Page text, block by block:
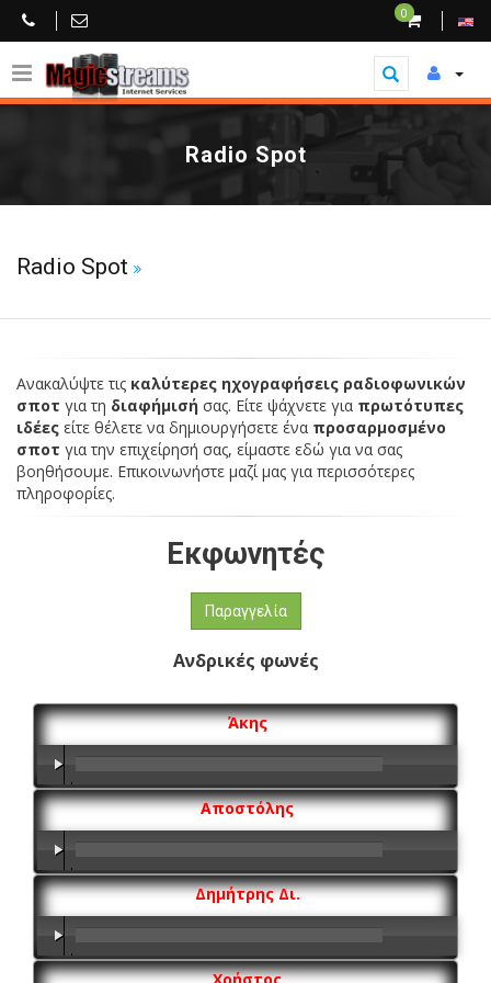
0
Radio Spot
Radio Spot
Ανακαλύψτε τις καλύτερες ηχογραφήσεις ραδιοφωνικών
σποτ για τη διαφήμισή σας. Είτε ψάχνετε για πρωτότυπες
ιδέες είτε θέλετε να δημιουργήσετε ένα προσαρμοσμένο
σποτ για την επιχείρησή σας, είμαστε εδώ για να σας
βοηθήσουμε. Επικοινωνήστε μαζί μας για περισσότερες
πληροφορίες.
Εκφωνητές
Παραγγελία
Ανδρικές φωνές
Άκης
00:00/00:00 Αποστόλης
00:00/00:00 Δημήτρης Δι.
00:00/00:00